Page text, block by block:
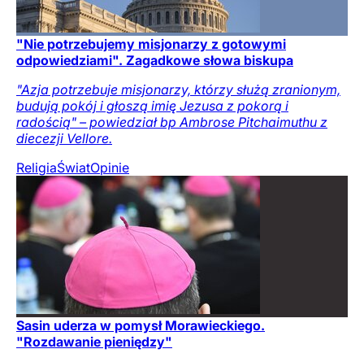
"Nie potrzebujemy misjonarzy z gotowymi
odpowiedziami". Zagadkowe słowa biskupa
"Azja potrzebuje misjonarzy, którzy służą zranionym,
budują pokój i głoszą imię Jezusa z pokorą i
radością" – powiedział bp Ambrose Pitchaimuthu z
diecezji Vellore.
ReligiaŚwiatOpinie
Sasin uderza w pomysł Morawieckiego.
"Rozdawanie pieniędzy"